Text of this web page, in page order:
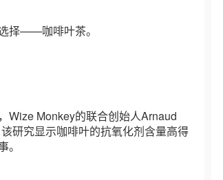
择——咖啡叶茶。
Wize Monkey的联合创始人Arnaud
研究显示咖啡叶的抗氧化剂含量高得